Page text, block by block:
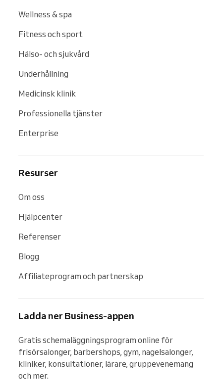
Wellness & spa
Fitness och sport
Hälso- och sjukvård
Underhållning
Medicinsk klinik
Professionella tjänster
Enterprise
Resurser
Om oss
Hjälpcenter
Referenser
Blogg
Affiliateprogram och partnerskap
Ladda ner Business-appen
Gratis schemaläggningsprogram online för
frisörsalonger, barbershops, gym, nagelsalonger,
kliniker, konsultationer, lärare, gruppevenemang
och mer.